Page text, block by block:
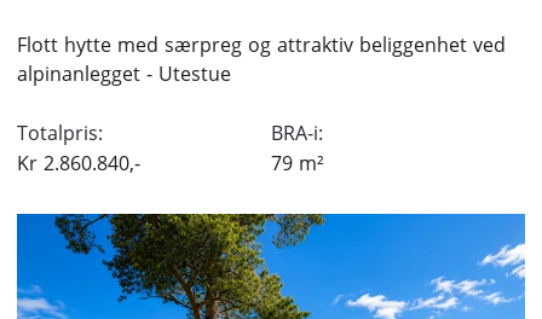
Flott hytte med særpreg og attraktiv beliggenhet ved
alpinanlegget - Utestue
Totalpris:
Kr 2.860.840,-
BRA-i:
79 m²